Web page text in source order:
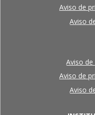
Aviso de
Aviso
Aviso
Aviso de
Aviso